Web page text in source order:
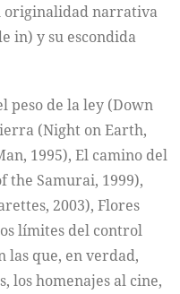
originalidad narrativa
in) y su escondida
peso de la ley (Down
(Night on Earth,
1995), El camino del
the Samurai, 1999),
2003), Flores
límites del control
las que, en verdad,
los homenajes al cine,